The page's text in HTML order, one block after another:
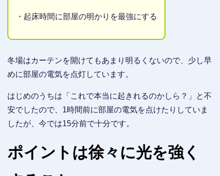
・起床時間に部屋の明かりを最強にする
冬場はカーテンを開けてもあまり明るくないので、少し早
めに部屋の電気を点灯しています。
はじめのうちは「これで本当に起きれるのかしら？」と不
安でしたので、1時間前に部屋の電気を点けたりしていま
したが、今では15分前で十分です。
ポイントは徐々に光を強く